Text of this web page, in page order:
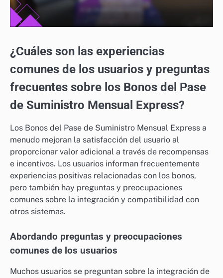
¿Cuáles son las experiencias
comunes de los usuarios y preguntas
frecuentes sobre los Bonos del Pase
de Suministro Mensual Express?
Los Bonos del Pase de Suministro Mensual Express a
menudo mejoran la satisfacción del usuario al
proporcionar valor adicional a través de recompensas
e incentivos. Los usuarios informan frecuentemente
experiencias positivas relacionadas con los bonos,
pero también hay preguntas y preocupaciones
comunes sobre la integración y compatibilidad con
otros sistemas.
Abordando preguntas y preocupaciones
comunes de los usuarios
Muchos usuarios se preguntan sobre la integración de